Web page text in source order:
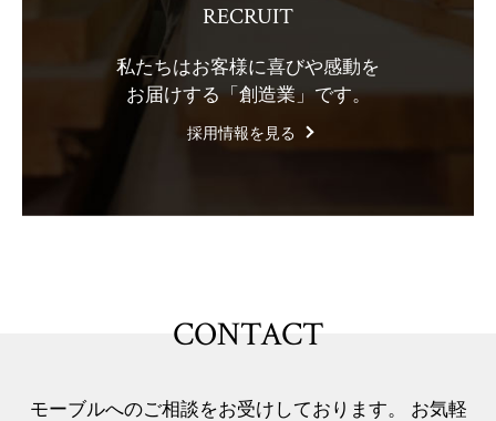
RECRUIT
私たちはお客様に喜びや感動を
お届けする「創造業」です。
採用情報を見る
CONTACT
モーブルへのご相談をお受けしております。 お気軽